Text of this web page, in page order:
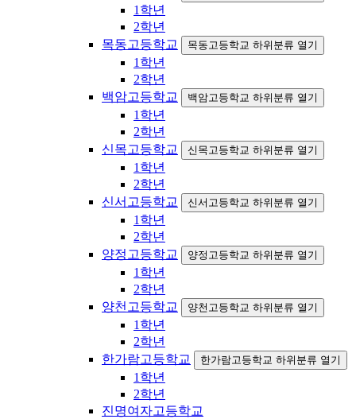
1학년
2학년
목동고등학교
목동고등학교 하위분류 열기
1학년
2학년
백암고등학교
백암고등학교 하위분류 열기
1학년
2학년
신목고등학교
신목고등학교 하위분류 열기
1학년
2학년
신서고등학교
신서고등학교 하위분류 열기
1학년
2학년
양정고등학교
양정고등학교 하위분류 열기
1학년
2학년
양천고등학교
양천고등학교 하위분류 열기
1학년
2학년
한가람고등학교
한가람고등학교 하위분류 열기
1학년
2학년
진명여자고등학교